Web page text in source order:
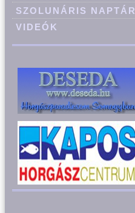
SZOLUNÁRIS NAPTÁR
VIDEÓK